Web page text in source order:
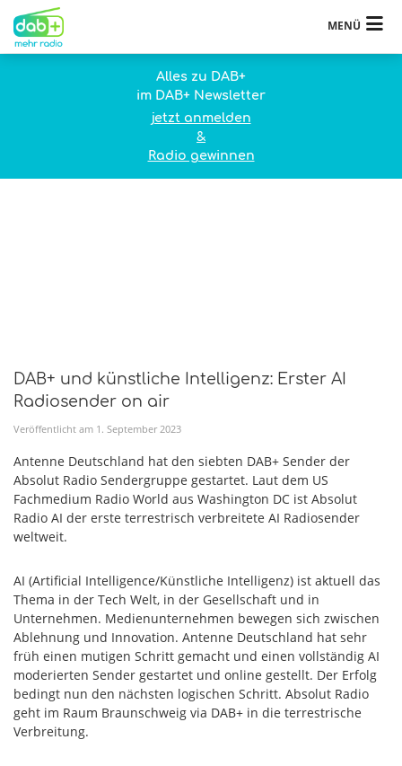
MENÜ
Alles zu DAB+
im DAB+ Newsletter
jetzt anmelden
&
Radio gewinnen
DAB+ und künstliche Intelligenz: Erster AI
Radiosender on air
Veröffentlicht am 1 . September 2023
Antenne Deutschland hat den siebten DAB+ Sender der
Absolut Radio Sendergruppe gestartet. Laut dem US
Fachmedium Radio World aus Washington DC ist Absolut
Radio AI der erste terrestrisch verbreitete AI Radiosender
weltweit.
AI (Artificial Intelligence/Künstliche Intelligenz) ist aktuell das
Thema in der Tech Welt, in der Gesellschaft und in
Unternehmen. Medienunternehmen bewegen sich zwischen
Ablehnung und Innovation. Antenne Deutschland hat sehr
früh einen mutigen Schritt gemacht und einen vollständig AI
moderierten Sender gestartet und online gestellt. Der Erfolg
bedingt nun den nächsten logischen Schritt. Absolut Radio
geht im Raum Braunschweig via DAB+ in die terrestrische
Verbreitung.